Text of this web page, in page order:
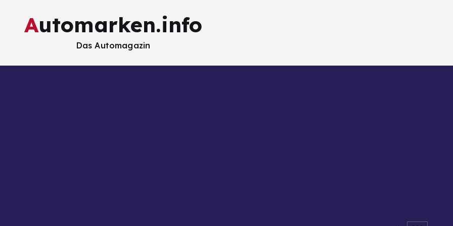
Automarken.info
Das Automagazin